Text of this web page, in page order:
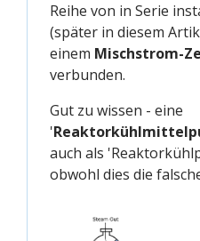
Reihe von in Serie
(später in diesem
einem Mischstrom-
verbunden.
Gut zu wissen - eine
'
auch als
obwohl dies die